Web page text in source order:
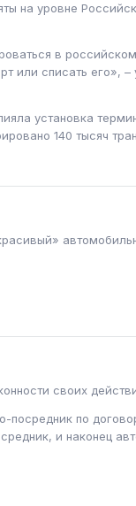
на уровне
в
или списать его», –
установка
140 тысяч
своих
по
и наконец